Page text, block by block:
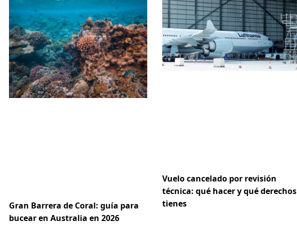
Gran Barrera de Coral: guía para
bucear en Australia en 2026
Vuelo cancelado por revisión
técnica: qué hacer y qué derechos
tienes